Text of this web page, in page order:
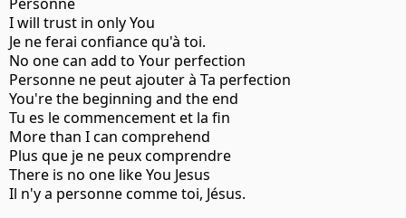
I will trust in only You
Je ne ferai confiance qu'à toi.
No one can add to Your perfection
Personne ne peut ajouter à Ta perfection
You're the beginning and the end
Tu es le commencement et la fin
More than I can comprehend
Plus que je ne peux comprendre
There is no one like You Jesus
Il n'y a personne comme toi, Jésus.